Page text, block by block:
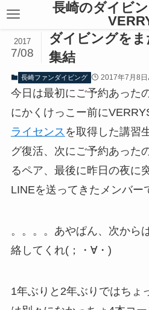
長崎のダイビ
ダイビングを
集結
2017
7/08
長崎ファンダイビング 2017年7月8日
今日は最初にご予約あった
にかくけっこー前に
ライセンス を取得した講習
グ復活、次にご予約あった
るペア、最後に昨日の夜に
LINEを送ってきたメンバー
。。。。あやぱん、次から
絡してくれ(；・∀・)
1年ぶりと2年ぶりではちょ